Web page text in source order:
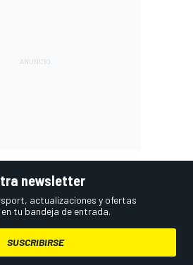
newsletter
actualizaciones y ofertas
tu bandeja de entrada.
SUSCRIBIRSE